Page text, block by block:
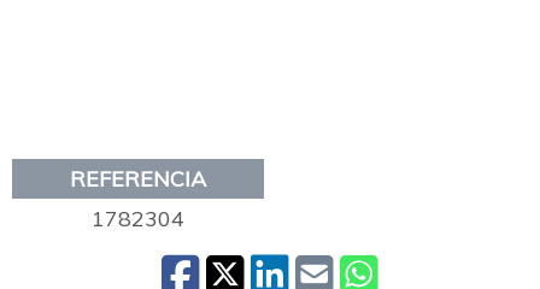
REFERENCIA
1782304